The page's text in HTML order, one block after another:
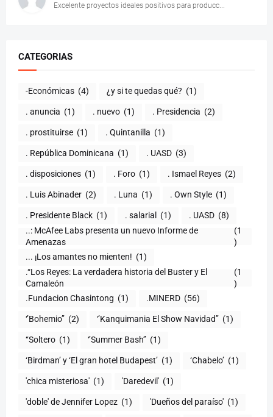
Excelente proyectos ideales positivos para producc...
CATEGORIAS
-Económicas (4) ¿y si te quedas qué? (1)
. anuncia (1) . nuevo (1) . Presidencia (2)
. prostituirse (1) . Quintanilla (1)
. República Dominicana (1) . UASD (3)
. disposiciones (1) . Foro (1) . Ismael Reyes (2)
. Luis Abinader (2) . Luna (1) . Own Style (1)
. Presidente Black (1) . salarial (1) . UASD (8)
..: McAfee Labs presenta un nuevo Informe de
(1
)
... ¡Los amantes no mienten! (1)
.“Los Reyes: La verdadera historia del Buster y El
Camaleón
(1
)
.Fundacion Chasintong (1) .MINERD (56)
‘’Bohemio’’ (2) ‘’Kanquimania El Show Navidad’’ (1)
‘‘Soltero (1) ‘’Summer Bash’’ (1)
‘Birdman’ y ‘El gran hotel Budapest’ (1) ‘Chabelo’ (1)
'chica misteriosa' (1) 'Daredevil' (1)
'doble' de Jennifer Lopez (1) 'Dueños del paraíso' (1)